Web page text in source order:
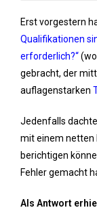
Erst vorgestern
Qualifikationen
erforderlich?“
gebracht, der
auflagenstarken
Jedenfalls
mit einem netten
berichtigen
Fehler gemacht
Als Antwort